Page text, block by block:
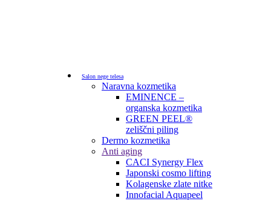
Salon nege telesa
Naravna kozmetika
EMINENCE –
organska kozmetika
GREEN PEEL®
zeliščni piling
Dermo kozmetika
Anti aging
CACI Synergy Flex
Japonski cosmo lifting
Kolagenske zlate nitke
Innofacial Aquapeel